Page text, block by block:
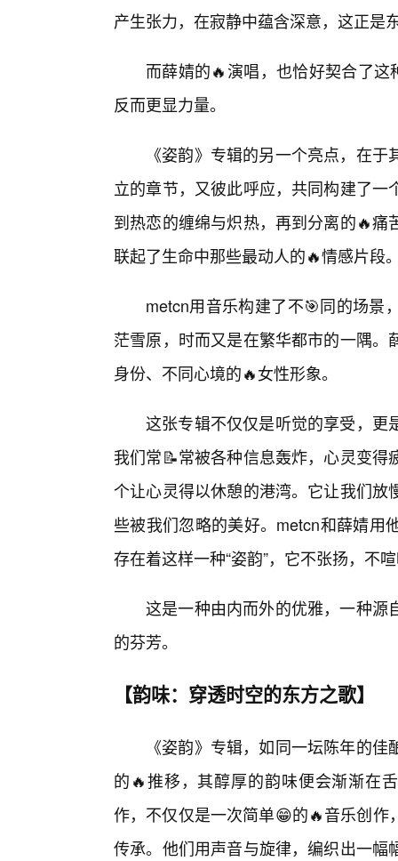
产生张力，在寂静中蕴含深意，这正是
而薛婧的🔥演唱，也恰好契合了这
反而更显力量。
《姿韵》专辑的另一个亮点，在
立的章节，又彼此呼应，共同构建了
到热恋的缠绵与炽热，再到分离的🔥
联起了生命中那些最动人的🔥情感片段
metcn用音乐构建了不🎯同的场景
茫雪原，时而又是在繁华都市的一隅
身份、不同心境的🔥女性形象。
这张专辑不仅仅是听觉的享受，更
我们常📝常被各种信息轰炸，心灵变
个让心灵得以休憩的港湾。它让我们
些被我们忽略的美好。metcn和薛婧用
存在着这样一种“姿韵”，它不张扬，不
这是一种由内而外的优雅，一种源
的芬芳。
【韵味：穿透时空的东方之歌】
《姿韵》专辑，如同一坛陈年的
的🔥推移，其醇厚的韵味便会渐渐在
作，不仅仅是一次简单😁的🔥音乐创
传承。他们用声音与旋律，编织出一